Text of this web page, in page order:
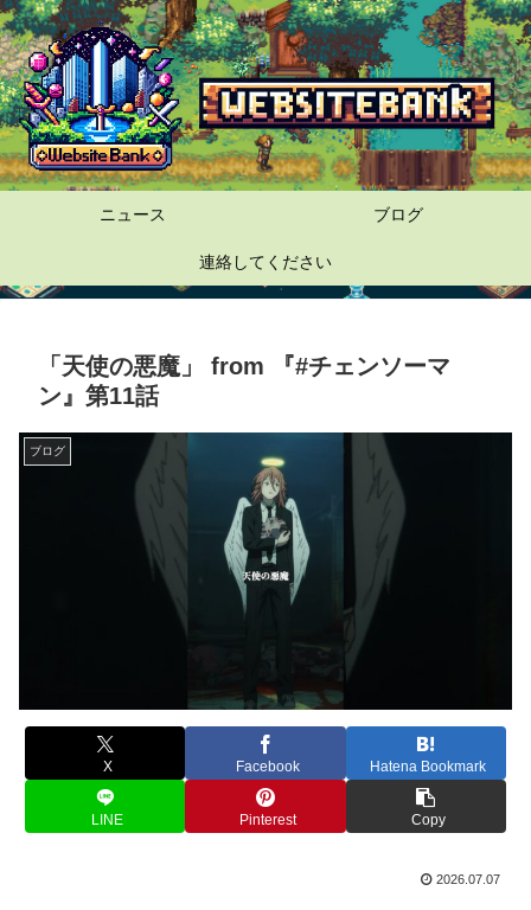
ニュース ブログ
連絡してください
「天使の悪魔」 from 『#チェンソーマ
ン』第11話
ブログ
X Facebook Hatena Bookmark
LINE Pinterest Copy
2026.07.07